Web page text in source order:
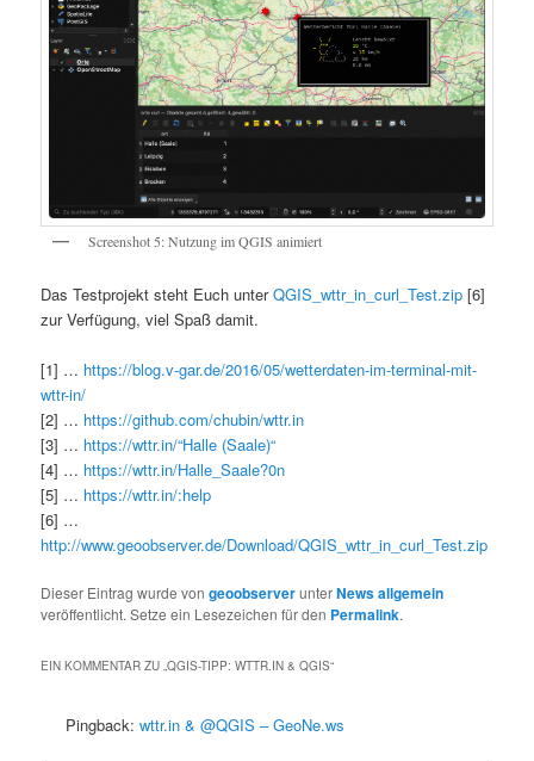
Screenshot 5: Nutzung im QGIS animiert
Das Testprojekt steht Euch unterQGIS_wttr_in_curl_Test.zip [6]
zur Verfügung, viel Spaß damit.
[1] … https://blog.v-gar.de/2016/05/wetterdaten-im-terminal-mit-
wttr-in/
[2] … https://github.com/chubin/wttr.in
[3] … https://wttr.in/“Halle (Saale)“
[4] … https://wttr.in/Halle_Saale?0n
[5] … https://wttr.in/:help
[6] …
http://www.geoobserver.de/Download/QGIS_wttr_in_curl_Test.zip
Dieser Eintrag wurde vongeoobserverunterNews allgemein
veröffentlicht. Setze ein Lesezeichen für den Permalink.
EIN KOMMENTAR ZU „QGIS-TIPP: WTTR.IN & QGIS“
Pingback:wttr.in & @QGIS – GeoNe.ws